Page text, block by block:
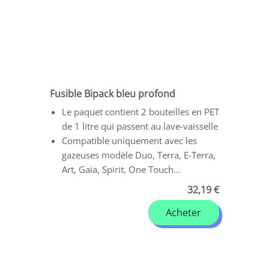
Fusible Bipack bleu profond
Le paquet contient 2 bouteilles en PET
de 1 litre qui passent au lave-vaisselle
Compatible uniquement avec les
gazeuses modèle Duo, Terra, E-Terra,
Art, Gaia, Spirit, One Touch...
32,19 €
Acheter